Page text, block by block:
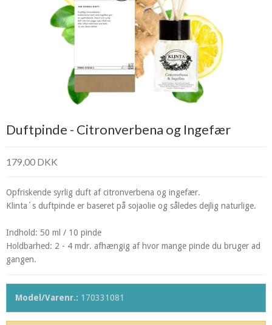
Duftpinde - Citronverbena og Ingefær
179,00 DKK
Opfriskende syrlig duft af citronverbena og ingefær.
Klinta´s duftpinde er baseret på sojaolie og således dejlig naturlige.
Indhold: 50 ml / 10 pinde
Holdbarhed: 2 - 4 mdr. afhængig af hvor mange pinde du bruger ad
gangen.
Model/Varenr.: 170331081